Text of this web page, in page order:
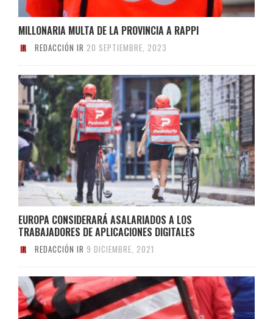
MILLONARIA MULTA DE LA PROVINCIA A RAPPI
REDACCIÓN IR 20 SEPTIEMBRE, 2023
EUROPA CONSIDERARÁ ASALARIADOS A LOS
TRABAJADORES DE APLICACIONES DIGITALES
REDACCIÓN IR 9 DICIEMBRE, 2021